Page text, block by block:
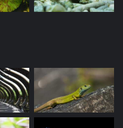
rybki
całkowicie